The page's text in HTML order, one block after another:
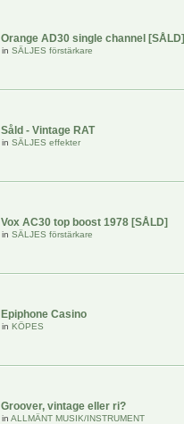
Orange AD30 single channel [SÅLD]
in SÄLJES förstärkare
Såld - Vintage RAT
in SÄLJES effekter
Vox AC30 top boost 1978 [SÅLD]
in SÄLJES förstärkare
Epiphone Casino
in KÖPES
Groover, vintage eller ri?
in ALLMÄNT MUSIK/INSTRUMENT